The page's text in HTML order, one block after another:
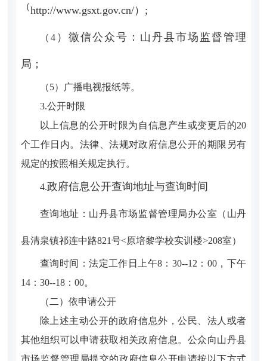
（http://www.gsxt.gov.cn/）;
（4） 微信公众号：山丹县市场监督管理
局；
（5）广播电视报纸等。
3.公开时限
以上信息的公开时限为自信息产生或变更后的20
个工作日内。法律、法规对政府信息公开的期限另有
规定的按照相关规定执行。
4.政府信息公开查询地址与查询时间
查询地址：山丹县市场监督管理局办公室（山丹
县清泉镇祁连中路821号<原培黎学校实训楼>208室）
查询时间：法定工作日上午8：30--12：00，下午
14：30--18：00。
（二）依申请公开
除上述主动公开的政府信息外，公民、法人或者
其他组织可以申请获取相关政府信息。公众向山丹县
市场监督管理局提交的政府信息公开申请按以下方式